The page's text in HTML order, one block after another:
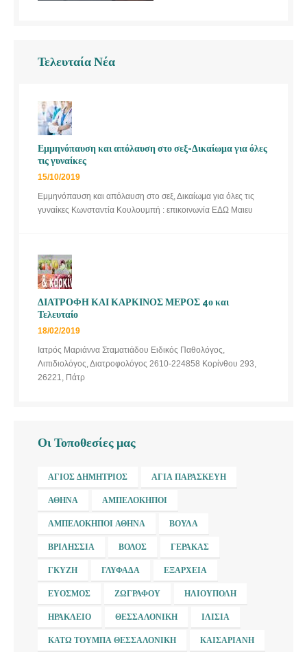
Τελευταία Νέα
Εμμηνόπαυση και απόλαυση στο σεξ-Δικαίωμα για όλες
τις γυναίκες
15/10/2019
Εμμηνόπαυση και απόλαυση στο σεξ, Δικαίωμα για όλες τις
γυναίκες Κωνσταντία Κουλουμπή : επικοινωνία ΕΔΩ Μαιευ
ΔΙΑΤΡΟΦΗ ΚΑΙ ΚΑΡΚΙΝΟΣ ΜΕΡΟΣ 4ο και
Τελευταίο
18/02/2019
Ιατρός Μαριάννα Σταματιάδου Ειδικός Παθολόγος,
Λιπιδιολόγος, Διατροφολόγος 2610-224858 Κορίνθου 293,
26221, Πάτρ
Οι Τοποθεσίες μας
ΆΓΙΟΣ ΔΗΜΉΤΡΙΟΣ ΑΓΊΑ ΠΑΡΑΣΚΕΥΉ
ΑΘΉΝΑ ΑΜΠΕΛΌΚΗΠΟΙ
ΑΜΠΕΛΌΚΗΠΟΙ ΑΘΉΝΑ ΒΟΎΛΑ
ΒΡΙΛΉΣΣΙΑ ΒΌΛΟΣ ΓΈΡΑΚΑΣ
ΓΚΎΖΗ ΓΛΥΦΆΔΑ ΕΞΆΡΧΕΙΑ
ΕΎΟΣΜΟΣ ΖΩΓΡΆΦΟΥ ΗΛΙΟΎΠΟΛΗ
ΗΡΆΚΛΕΙΟ ΘΕΣΣΑΛΟΝΊΚΗ ΙΛΊΣΙΑ
ΚΆΤΩ ΤΟΎΜΠΑ ΘΕΣΣΑΛΟΝΊΚΗ ΚΑΙΣΑΡΙΑΝΉ